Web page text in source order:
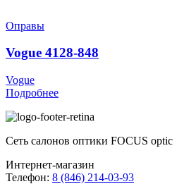
Оправы
Vogue 4128-848
Vogue
Подробнее
Сеть салонов оптики FOCUS optic
Интернет-магазин
Телефон: 8 (846) 214-03-93